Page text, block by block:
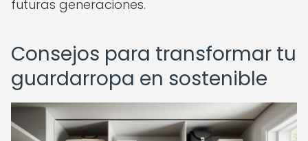
futuras generaciones.
Consejos para transformar tu
guardarropa en sostenible